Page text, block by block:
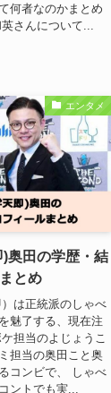
何者なのかまとめ
さんについて...
エンタメ
奥田の学歴・結
とめ
は正統派のしゃべ
魅了する、現在注
担当のよじょうこ
担当の奥田こと奥
コンビで、 しゃべ
ントでも実...